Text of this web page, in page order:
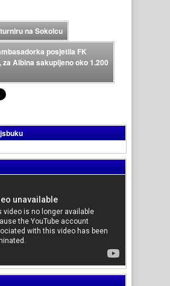
na Sokolcu
posjetila FK
za Albina sakupljeno oko 1.200